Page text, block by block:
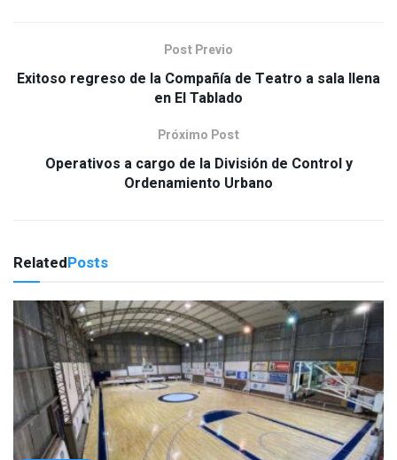
Post Previo
Exitoso regreso de la Compañía de Teatro a sala llena
en El Tablado
Próximo Post
Operativos a cargo de la División de Control y
Ordenamiento Urbano
RelatedPosts